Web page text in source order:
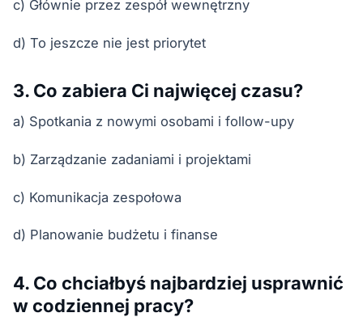
c) Głównie przez zespół wewnętrzny
d) To jeszcze nie jest priorytet
3. Co zabiera Ci najwięcej czasu?
a) Spotkania z nowymi osobami i follow-upy
b) Zarządzanie zadaniami i projektami
c) Komunikacja zespołowa
d) Planowanie budżetu i finanse
4. Co chciałbyś najbardziej usprawnić
w codziennej pracy?